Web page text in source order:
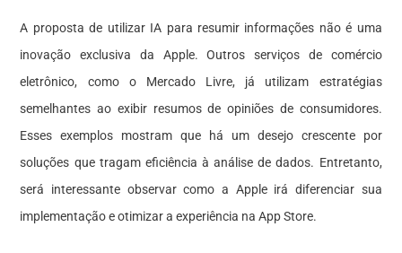
A proposta de utilizar IA para resumir informações não é uma
inovação exclusiva da Apple. Outros serviços de comércio
eletrônico, como o Mercado Livre, já utilizam estratégias
semelhantes ao exibir resumos de opiniões de consumidores.
Esses exemplos mostram que há um desejo crescente por
soluções que tragam eficiência à análise de dados. Entretanto,
será interessante observar como a Apple irá diferenciar sua
implementação e otimizar a experiência na App Store.